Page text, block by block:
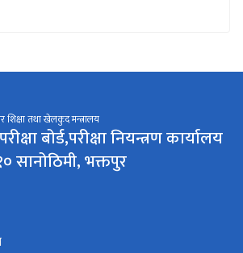
शिक्षा तथा खेलकुद मन्त्रालय
परीक्षा बोर्ड,परीक्षा नियन्त्रण कार्यालय
सानोठिमी, भक्तपुर